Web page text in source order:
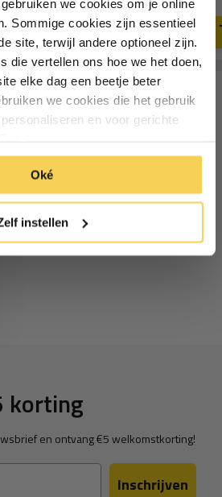
we cookies om je online
Sommige cookies zijn essentieel
site, terwijl andere optioneel zijn.
die vertellen ons hoe we het doen,
elke dag een beetje beter
we cookies die het gebruik
en voor gerichte
alle cookies te accepteren. Of
als je niet akkoord gaat met
Oké
instellen
Deliverytime
korting
en ontvang €5 welkomstkorting!
Inschrijven
Zakelijk
Inschrijven
vanaf €75